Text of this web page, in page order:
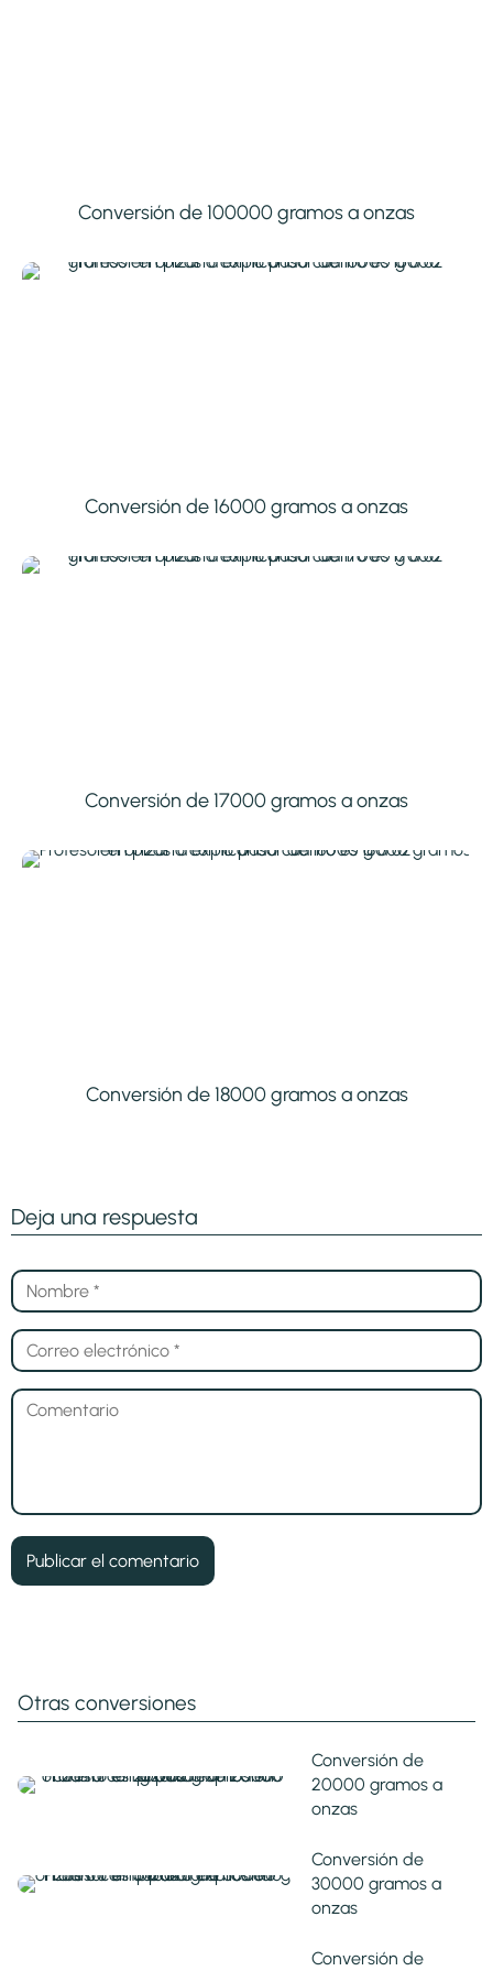
Conversión de 100000 gramos a onzas
Conversión de 16000 gramos a onzas
Conversión de 17000 gramos a onzas
Conversión de 18000 gramos a onzas
Deja una respuesta
Otras conversiones
Conversión de
20000 gramos a
onzas
Conversión de
30000 gramos a
onzas
Conversión de